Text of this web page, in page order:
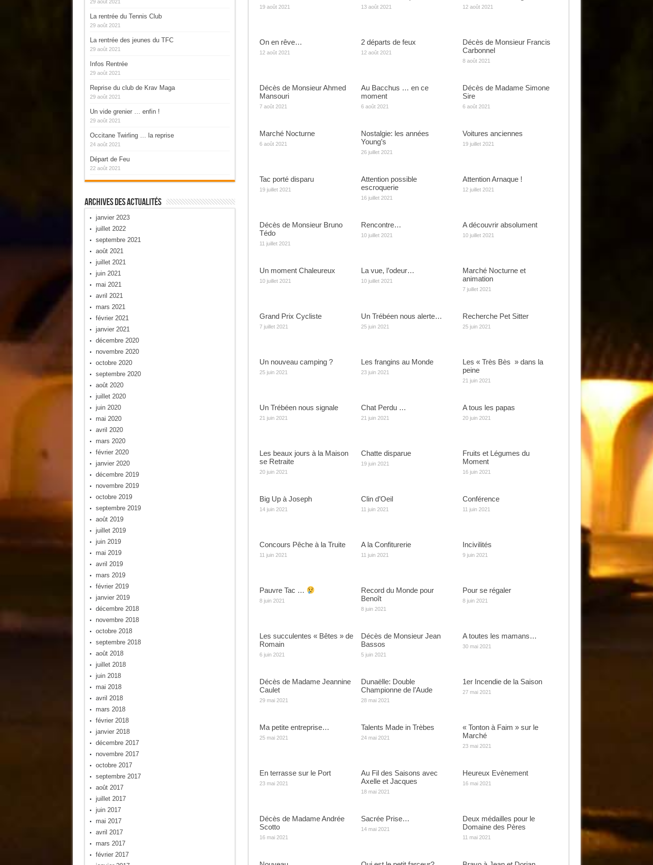
19 août 2021 13 août 2021 12 août 2021
On en rêve…
12 août 2021
2 départs de feux
12 août 2021
Décès de Monsieur Francis
Carbonnel
8 août 2021
Décès de Monsieur Ahmed
Mansouri
7 août 2021
Au Bacchus … en ce
moment
6 août 2021
Décès de Madame Simone
Sire
6 août 2021
Marché Nocturne
6 août 2021
Nostalgie: les années
Young’s
26 juillet 2021
Voitures anciennes
19 juillet 2021
Tac porté disparu
19 juillet 2021
Attention possible
escroquerie
16 juillet 2021
Attention Arnaque !
12 juillet 2021
Décès de Monsieur Bruno
Tédo
11 juillet 2021
Rencontre…
10 juillet 2021
A découvrir absolument
10 juillet 2021
Un moment Chaleureux
10 juillet 2021
La vue, l’odeur…
10 juillet 2021
Marché Nocturne et
animation
7 juillet 2021
Grand Prix Cycliste
7 juillet 2021
Un Trébéen nous alerte…
25 juin 2021
Recherche Pet Sitter
25 juin 2021
Un nouveau camping ?
25 juin 2021
Les frangins au Monde
23 juin 2021
Les « Très Bès » dans la
peine
21 juin 2021
Un Trébéen nous signale
21 juin 2021
Chat Perdu …
21 juin 2021
A tous les papas
20 juin 2021
Les beaux jours à la Maison
se Retraite
20 juin 2021
Chatte disparue
19 juin 2021
Fruits et Légumes du
Moment
16 juin 2021
Big Up à Joseph
14 juin 2021
Clin d’Oeil
11 juin 2021
Conférence
11 juin 2021
Concours Pêche à la Truite
11 juin 2021
A la Confiturerie
11 juin 2021
Incivilités
9 juin 2021
Pauvre Tac …
8 juin 2021
Record du Monde pour
Benoît
8 juin 2021
Pour se régaler
8 juin 2021
Les succulentes « Bêtes » de
Romain
6 juin 2021
Décès de Monsieur Jean
Bassos
5 juin 2021
A toutes les mamans…
30 mai 2021
Décès de Madame Jeannine
Caulet
29 mai 2021
Dunaëlle: Double
Championne de l’Aude
28 mai 2021
1er Incendie de la Saison
27 mai 2021
Ma petite entreprise…
25 mai 2021
Talents Made in Trèbes
24 mai 2021
« Tonton à Faim » sur le
Marché
23 mai 2021
En terrasse sur le Port
23 mai 2021
Au Fil des Saisons avec
Axelle et Jacques
18 mai 2021
Heureux Evènement
16 mai 2021
Décès de Madame Andrée
Scotto
16 mai 2021
Sacrée Prise…
14 mai 2021
Deux médailles pour le
Domaine des Pères
11 mai 2021
29 août 2021
La rentrée du Tennis Club
29 août 2021
La rentrée des jeunes du TFC
29 août 2021
Infos Rentrée
29 août 2021
Reprise du club de Krav Maga
29 août 2021
Un vide grenier … enfin !
29 août 2021
Occitane Twirling … la reprise
24 août 2021
Départ de Feu
22 août 2021
Archives Des Actualités
janvier 2023
juillet 2022
septembre 2021
août 2021
juillet 2021
juin 2021
mai 2021
avril 2021
mars 2021
février 2021
janvier 2021
décembre 2020
novembre 2020
octobre 2020
septembre 2020
août 2020
juillet 2020
juin 2020
mai 2020
avril 2020
mars 2020
février 2020
janvier 2020
décembre 2019
novembre 2019
octobre 2019
septembre 2019
août 2019
juillet 2019
juin 2019
mai 2019
avril 2019
mars 2019
février 2019
janvier 2019
décembre 2018
novembre 2018
octobre 2018
septembre 2018
août 2018
juillet 2018
juin 2018
mai 2018
avril 2018
mars 2018
février 2018
janvier 2018
décembre 2017
novembre 2017
octobre 2017
septembre 2017
août 2017
juillet 2017
juin 2017
mai 2017
avril 2017
mars 2017
février 2017